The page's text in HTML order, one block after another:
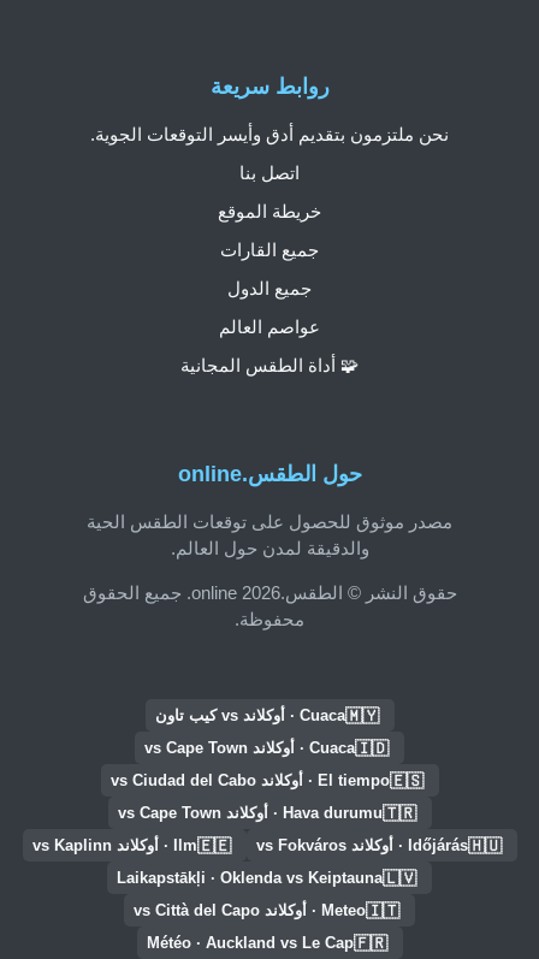
حول الطقس.online
مصدر موثوق للحصول على توقعات الطقس الحية
والدقيقة لمدن حول العالم.
حقوق النشر © الطقس.online 2026. جميع الحقوق
محفوظة.
روابط سريعة
نحن ملتزمون بتقديم أدق وأيسر التوقعات الجوية.
اتصل بنا
خريطة الموقع
جميع القارات
جميع الدول
عواصم العالم
🧩 أداة الطقس المجانية
🇲🇾Cuaca · أوكلاند vs كيب تاون
🇮🇩Cuaca · أوكلاند vs Cape Town
🇪🇸El tiempo · أوكلاند vs Ciudad del Cabo
🇹🇷Hava durumu · أوكلاند vs Cape Town
🇭🇺Időjárás · أوكلاند vs Fokváros 🇪🇪Ilm · أوكلاند vs Kaplinn
🇱🇻
Laikapstākļi · Oklenda vs Keiptauna
🇮🇹Meteo · أوكلاند vs Città del Capo
🇫🇷
Météo · Auckland vs Le Cap